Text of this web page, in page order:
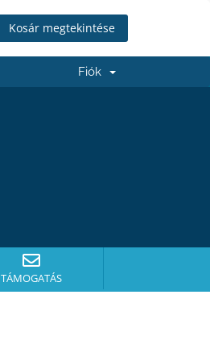
Kosár megtekintése
Fiók
TÁMOGATÁS